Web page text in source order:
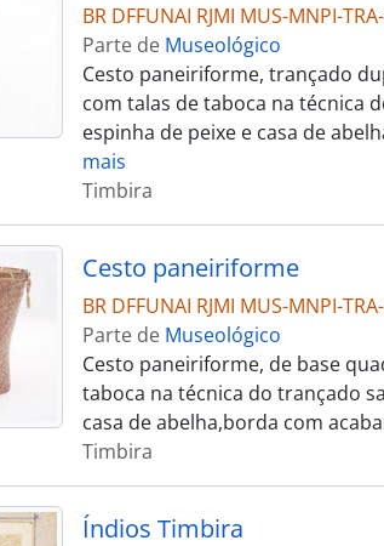
BR DFFUNAI RJMI MUS-MNPI-
Parte de Museológico
Cesto paneiriforme, trançado
com talas de taboca na técnica
espinha de peixe e casa de
mais
Timbira
Cesto paneiriforme
BR DFFUNAI RJMI MUS-MNPI-
Parte de Museológico
Cesto paneiriforme, de base
taboca na técnica do trançado
casa de abelha,borda com
Timbira
Índios Timbira